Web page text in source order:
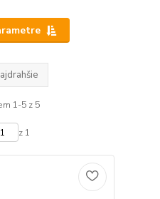
1-5 z 5
z 1